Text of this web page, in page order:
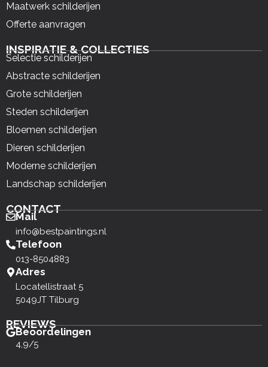
Maatwerk schilderijen
Offerte aanvragen
INSPIRATIE & COLLECTIES
Selectie schilderijen
Abstracte schilderijen
Grote schilderijen
Steden schilderijen
Bloemen schilderijen
Dieren schilderijen
Moderne schilderijen
Landschap schilderijen
CONTACT
Mail
info@bestpaintings.nl
Telefoon
013-8504883
Adres
Locatellistraat 5
5049JT Tilburg
REVIEWS
Beoordelingen
4,9/5